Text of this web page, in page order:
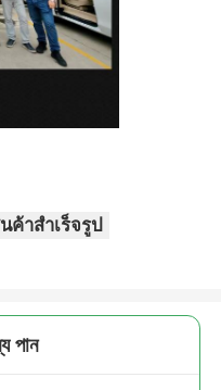
ค้าสำเร็จรูป
পান